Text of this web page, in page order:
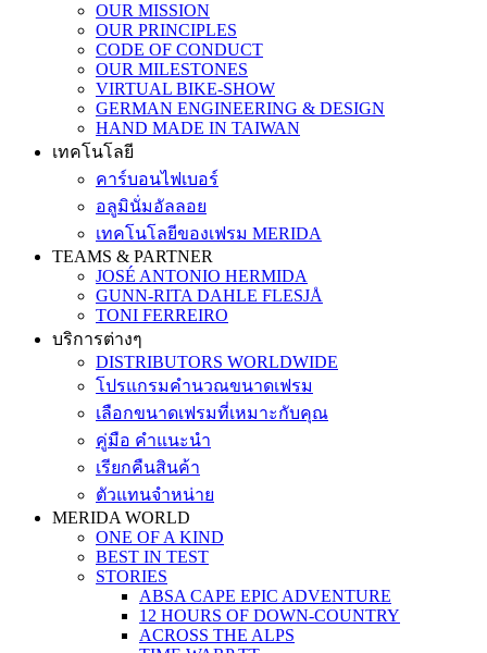
OUR MISSION
OUR PRINCIPLES
CODE OF CONDUCT
OUR MILESTONES
VIRTUAL BIKE-SHOW
GERMAN ENGINEERING & DESIGN
HAND MADE IN TAIWAN
เทคโนโลยี
คาร์บอนไฟเบอร์
อลูมินั่มอัลลอย
เทคโนโลยีของเฟรม MERIDA
TEAMS & PARTNER
JOSÉ ANTONIO HERMIDA
GUNN-RITA DAHLE FLESJÅ
TONI FERREIRO
บริการต่างๆ
DISTRIBUTORS WORLDWIDE
โปรแกรมคำนวณขนาดเฟรม
เลือกขนาดเฟรมที่เหมาะกับคุณ
คู่มือ คำแนะนำ
เรียกคืนสินค้า
ตัวแทนจำหน่าย
MERIDA WORLD
ONE OF A KIND
BEST IN TEST
STORIES
ABSA CAPE EPIC ADVENTURE
12 HOURS OF DOWN-COUNTRY
ACROSS THE ALPS